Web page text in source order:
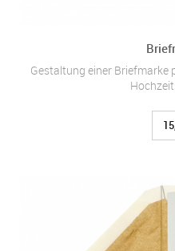
Gestaltung einer Briefmarke